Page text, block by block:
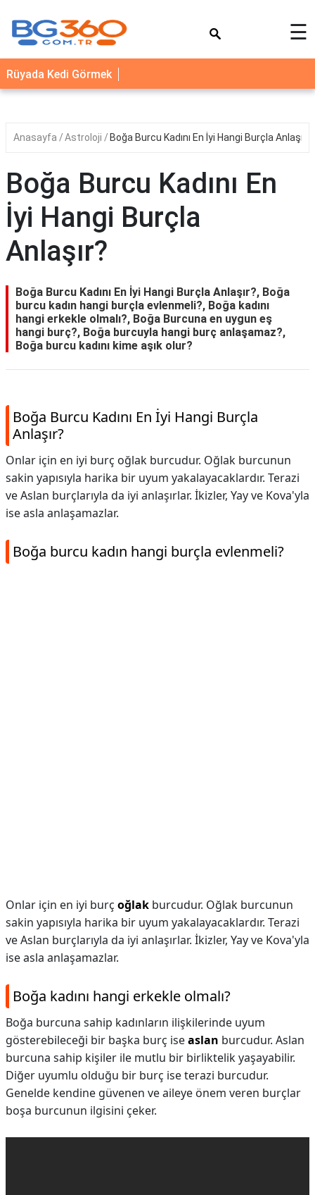
YEMEK
TARİFLERİ
SAĞLIK
İLETİŞİM
☰
Rüyada Kedi Görmek
Anasayfa Astroloji Boğa Burcu Kadını En İyi Hangi Burçla Anlaşır?
Boğa Burcu Kadını En
İyi Hangi Burçla
Anlaşır?
Boğa Burcu Kadını En İyi Hangi Burçla Anlaşır?, Boğa
burcu kadın hangi burçla evlenmeli?, Boğa kadını
hangi erkekle olmalı?, Boğa Burcuna en uygun eş
hangi burç?, Boğa burcuyla hangi burç anlaşamaz?,
Boğa burcu kadını kime aşık olur?
Boğa Burcu Kadını En İyi Hangi Burçla
Anlaşır?
Onlar için en iyi burç oğlak burcudur. Oğlak burcunun
sakin yapısıyla harika bir uyum yakalayacaklardır. Terazi
ve Aslan burçlarıyla da iyi anlaşırlar. İkizler, Yay ve Kova'yla
ise asla anlaşamazlar.
Boğa burcu kadın hangi burçla evlenmeli?
Onlar için en iyi burç oğlak burcudur. Oğlak burcunun
sakin yapısıyla harika bir uyum yakalayacaklardır. Terazi
ve Aslan burçlarıyla da iyi anlaşırlar. İkizler, Yay ve Kova'yla
ise asla anlaşamazlar.
Boğa kadını hangi erkekle olmalı?
Boğa burcuna sahip kadınların ilişkilerinde uyum
gösterebileceği bir başka burç iseaslan burcudur. Aslan
burcuna sahip kişiler ile mutlu bir birliktelik yaşayabilir.
Diğer uyumlu olduğu bir burç ise terazi burcudur.
Genelde kendine güvenen ve aileye önem veren burçlar
boşa burcunun ilgisini çeker.